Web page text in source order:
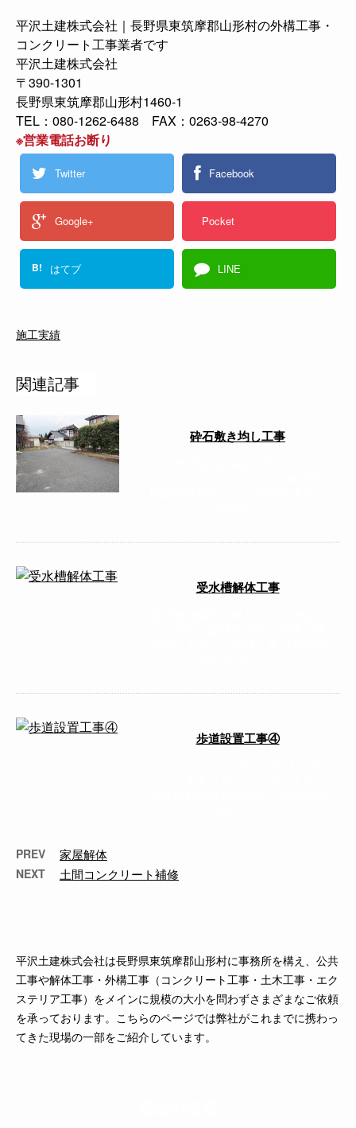
平沢土建株式会社｜長野県東筑摩郡山形村の外構工事・
コンクリート工事業者です
平沢土建株式会社
〒390-1301
長野県東筑摩郡山形村1460-1
TEL：080-1262-6488 FAX：0263-98-4270
※営業電話お断り
Twitter Facebook
Google+ Pocket
B! はてブ LINE
施工実績
関連記事
砕石敷き均し工事
受水槽解体工事
歩道設置工事④
PREV 家屋解体
NEXT 土間コンクリート補修
平沢土建株式会社は長野県東筑摩郡山形村に事務所を構え、公共
工事や解体工事・外構工事（コンクリート工事・土木工事・エク
ステリア工事）をメインに規模の大小を問わずさまざまなご依頼
を承っております。こちらのページでは弊社がこれまでに携わっ
てきた現場の一部をご紹介しています。